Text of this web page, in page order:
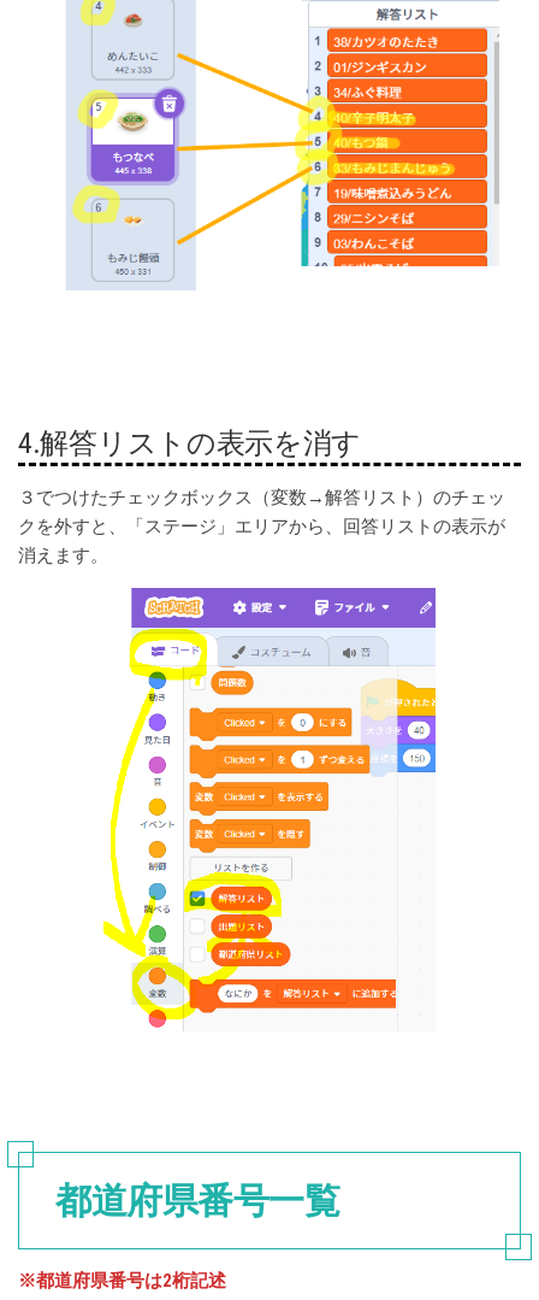
4.解答リストの表示を消す
３でつけたチェックボックス（変数→解答リスト）のチェッ
クを外すと、「ステージ」エリアから、回答リストの表示が
消えます。
都道府県番号一覧
※都道府県番号は2桁記述